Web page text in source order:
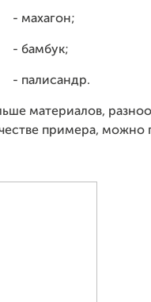
- махагон;
- бамбук;
- палисандр.
материалов,
примера, можно